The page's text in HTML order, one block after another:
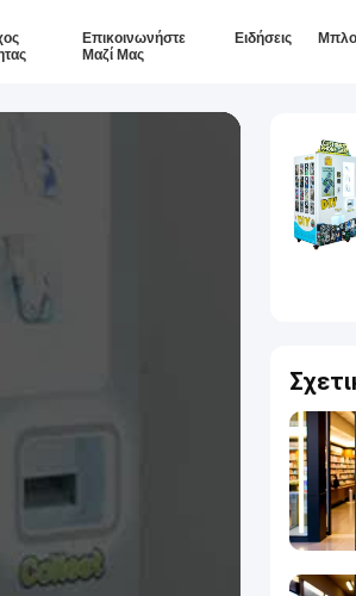
Επικοινωνήστε
Μαζί Μας
Ειδήσεις